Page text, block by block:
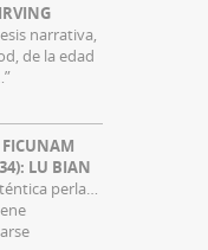
narrativa,
de la edad
”
FICUNAM
LU BIAN
perla…